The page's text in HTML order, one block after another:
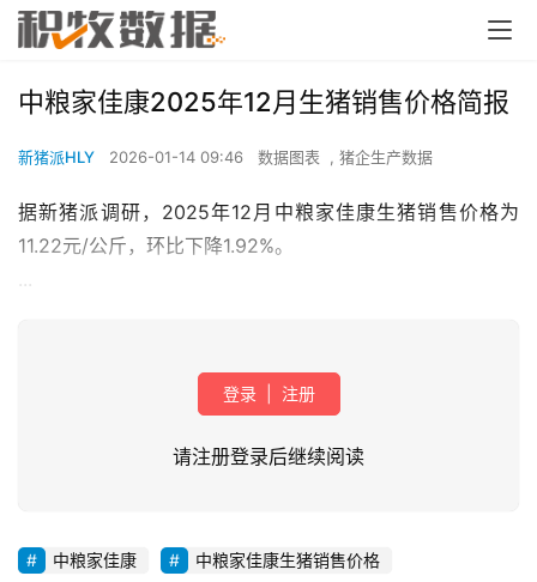
中粮家佳康2025年12月生猪销售价格简报
新猪派HLY 2026-01-14 09:46 数据图表 , 猪企生产数据
据新猪派调研，2025年12月中粮家佳康生猪销售价格为
11.22元/公斤，环比下降1.92%。
...
登录 注册
请注册登录后继续阅读
中粮家佳康 中粮家佳康生猪销售价格